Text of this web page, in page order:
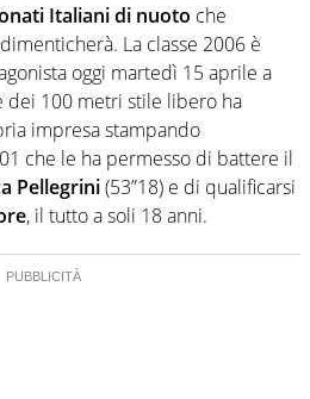
Italiani di nuoto che
dimenticherà. La classe 2006 è
oggi martedì 15 aprile a
dei 100 metri stile libero ha
impresa stampando
che le ha permesso di battere il
Pellegrini(53”18) e di qualificarsi
, il tutto a soli 18 anni.